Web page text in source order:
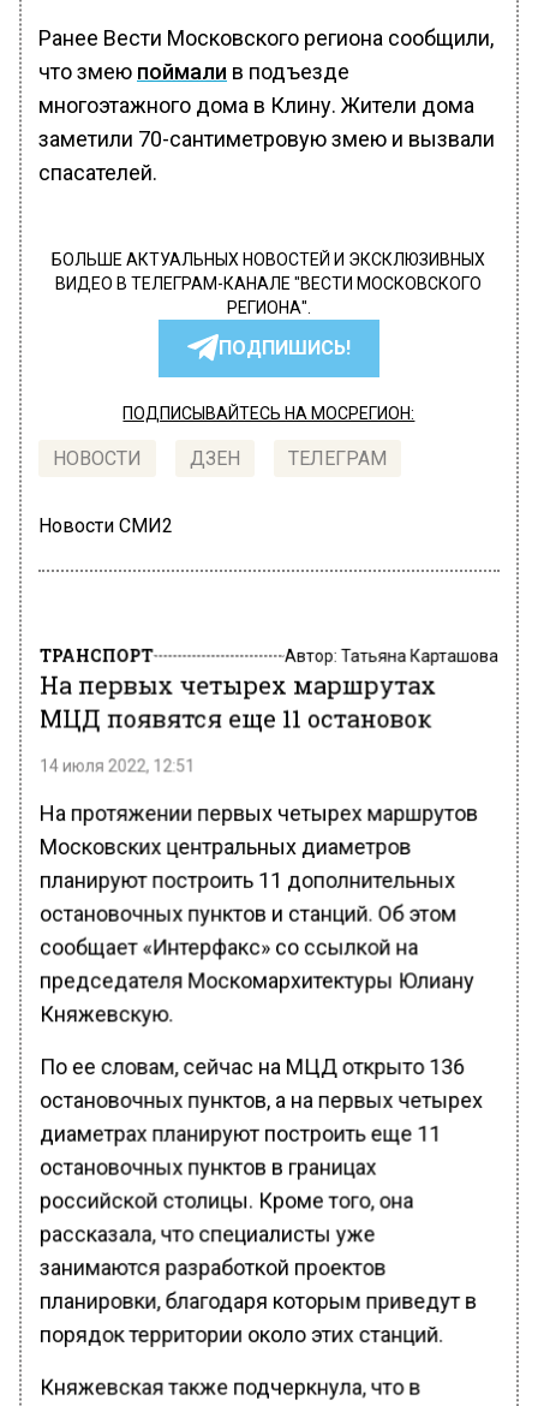
Ранее Вести Московского региона сообщили,
что змею поймали в подъезде
многоэтажного дома в Клину. Жители дома
заметили 70-сантиметровую змею и вызвали
спасателей.
БОЛЬШЕ АКТУАЛЬНЫХ НОВОСТЕЙ И ЭКСКЛЮЗИВНЫХ
ВИДЕО В ТЕЛЕГРАМ-КАНАЛЕ "ВЕСТИ МОСКОВСКОГО
РЕГИОНА".
ПОДПИШИСЬ!
ПОДПИСЫВАЙТЕСЬ НА МОСРЕГИОН:
НОВОСТИ ДЗЕН ТЕЛЕГРАМ
Новости СМИ2
ТРАНСПОРТ Автор: Татьяна Карташова
На первых четырех маршрутах
МЦД появятся еще 11 остановок
14 июля 2022, 12:51
На протяжении первых четырех маршрутов
Московских центральных диаметров
планируют построить 11 дополнительных
остановочных пунктов и станций. Об этом
сообщает «Интерфакс» со ссылкой на
председателя Москомархитектуры Юлиану
Княжевскую.
По ее словам, сейчас на МЦД открыто 136
остановочных пунктов, а на первых четырех
диаметрах планируют построить еще 11
остановочных пунктов в границах
российской столицы. Кроме того, она
рассказала, что специалисты уже
занимаются разработкой проектов
планировки, благодаря которым приведут в
порядок территории около этих станций.
Княжевская также подчеркнула, что в